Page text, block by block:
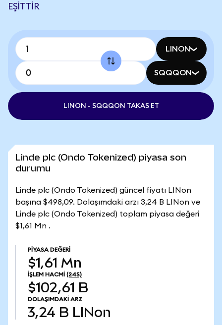
EŞITTIR
LINON
SQQQON
LINON - SQQQON TAKAS ET
Linde plc (Ondo Tokenized) piyasa son
durumu
Linde plc (Ondo Tokenized) güncel fiyatı LINon
başına $498,09. Dolaşımdaki arzı 3,24 B LINon ve
Linde plc (Ondo Tokenized) toplam piyasa değeri
$1,61 Mn .
PIYASA DEĞERI
$1,61 Mn
İŞLEM HACMI (24S)
$102,61 B
DOLAŞIMDAKI ARZ
3,24 B LINon